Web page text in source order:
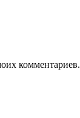
комментариев.